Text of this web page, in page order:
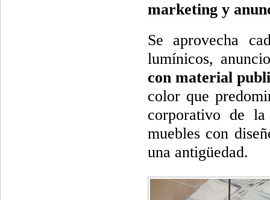
marketing y
Se aprovecha
lumínicos,
con material
color que
corporativo de
muebles con
una antigüedad.